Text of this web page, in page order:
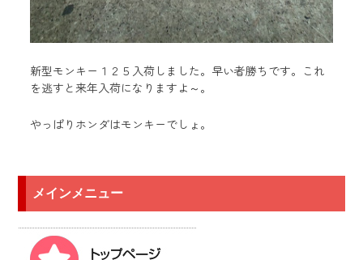
新型モンキー１２５入荷しました。早い者勝ちです。これ
を逃すと来年入荷になりますよ～。
やっぱりホンダはモンキーでしょ。
メインメニュー